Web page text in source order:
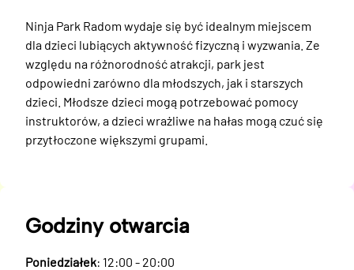
Ninja Park Radom wydaje się być idealnym miejscem
dla dzieci lubiących aktywność fizyczną i wyzwania. Ze
względu na różnorodność atrakcji, park jest
odpowiedni zarówno dla młodszych, jak i starszych
dzieci. Młodsze dzieci mogą potrzebować pomocy
instruktorów, a dzieci wrażliwe na hałas mogą czuć się
przytłoczone większymi grupami.
Godziny otwarcia
Poniedziałek: 12:00 - 20:00